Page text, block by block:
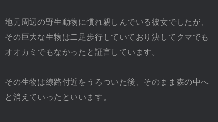
地元周辺の野生動物に慣れ親しんでいる彼女でしたが、
その巨大な生物は二足歩行していており決してクマでも
オオカミでもなかったと証言しています。
その生物は線路付近をうろついた後、そのまま森の中へ
と消えていったといいます。